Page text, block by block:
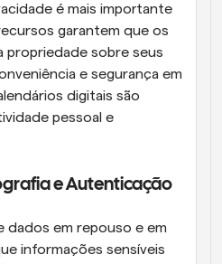
é mais importante
garantem que os
propriedade sobre seus
e segurança em
digitais são
pessoal e
e Autenticação
em repouso e em
informações sensíveis